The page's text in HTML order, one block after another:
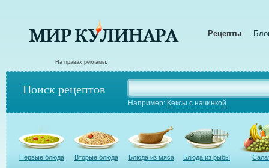
Рецепты
На правах рекламы:
Поиск рецептов
Например: Кексы с начинкой
Первые блюда Вторые блюда Блюда из мяса Блюда из рыбы